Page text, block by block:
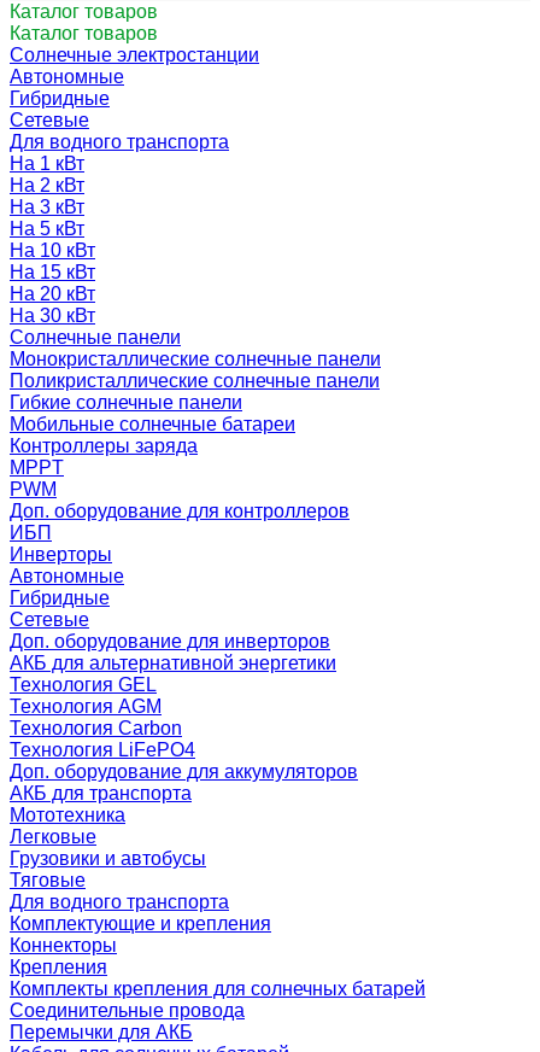
Каталог товаров
Каталог товаров
Солнечные электростанции
Автономные
Гибридные
Сетевые
Для водного транспорта
На 1 кВт
На 2 кВт
На 3 кВт
На 5 кВт
На 10 кВт
На 15 кВт
На 20 кВт
На 30 кВт
Солнечные панели
Монокристаллические солнечные панели
Поликристаллические солнечные панели
Гибкие солнечные панели
Мобильные солнечные батареи
Контроллеры заряда
MPPT
PWM
Доп. оборудование для контроллеров
ИБП
Инверторы
Автономные
Гибридные
Сетевые
Доп. оборудование для инверторов
АКБ для альтернативной энергетики
Технология GEL
Технология AGM
Технология Carbon
Технология LiFePO4
Доп. оборудование для аккумуляторов
АКБ для транспорта
Мототехника
Легковые
Грузовики и автобусы
Тяговые
Для водного транспорта
Комплектующие и крепления
Коннекторы
Крепления
Комплекты крепления для солнечных батарей
Соединительные провода
Перемычки для АКБ